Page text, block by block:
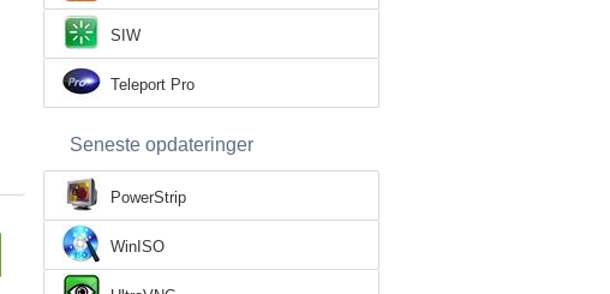
SIW
Teleport Pro
Seneste opdateringer
PowerStrip
WinISO